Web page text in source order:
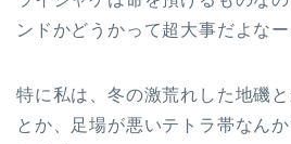
ンドかどうかって超大事だよなー
特に私は、冬の激荒れした地磯
とか、足場が悪いテトラ帯なん